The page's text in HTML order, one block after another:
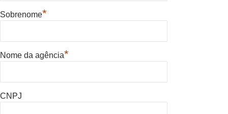
Sobrenome*
Nome da agência*
CNPJ